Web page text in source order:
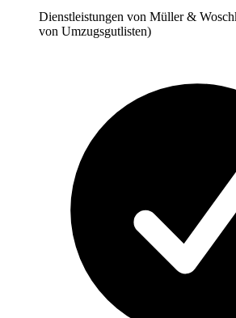
Dienstleistungen von Müller &
von Umzugsgutlisten)